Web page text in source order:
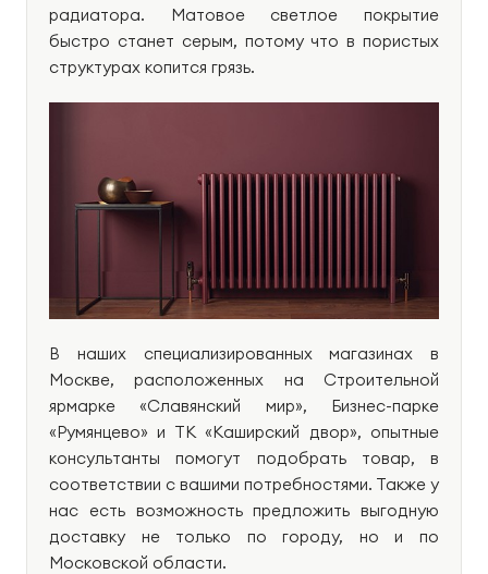
радиатора. Матовое светлое покрытие
быстро станет серым, потому что в пористых
структурах копится грязь.
В наших специализированных магазинах в
Москве, расположенных на Строительной
ярмарке «Славянский мир», Бизнес-парке
«Румянцево» и ТК «Каширский двор», опытные
консультанты помогут подобрать товар, в
соответствии с вашими потребностями. Также у
нас есть возможность предложить выгодную
доставку не только по городу, но и по
Московской области.